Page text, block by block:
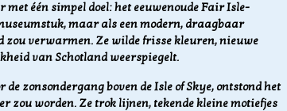
één simpel doel: het eeuwenoude Fair Isle-
maar als een modern, draagbaar
zou verwarmen. Ze wilde frisse kleuren, nieuwe
van Schotland weerspiegelt.
zonsondergang boven de Isle of Skye, ontstond het
zou worden. Ze trok lijnen, tekende kleine motiefjes